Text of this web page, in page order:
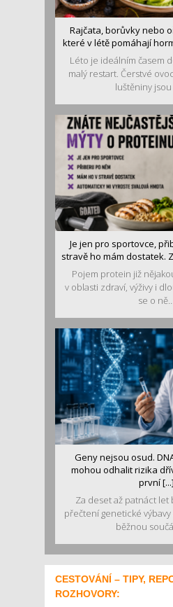
Rajčata, borůvky nebo
které v létě pomáhají
Léto je ideálním časem
malý restart. Čerstvé
luštěniny jsou
Je jen pro sportovce,
stravě ho mám dostatek.
Pojem protein již
v oblasti zdraví, výživy i
se o ně...
Geny nejsou osud.
mohou odhalit rizika
první [...]
Za deset až patnáct
přečtení genetické
běžnou
CESTOVÁNÍ – TIPY,
ROZHOVORY: